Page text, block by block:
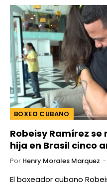
BOXEO CUBANO
Robeisy Ramírez
hija en Brasil cinco
Por Henry Morales Marquez
El boxeador cubano